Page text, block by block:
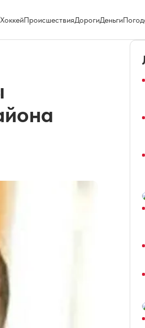
ХоккейПроисшествияДорогиДеньги